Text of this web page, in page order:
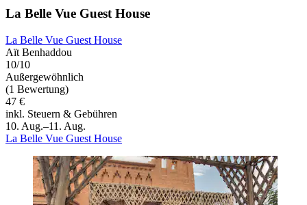
La Belle Vue Guest House
La Belle Vue Guest House
Aït Benhaddou
10/10
Außergewöhnlich
(1 Bewertung)
47 €
inkl. Steuern & Gebühren
10. Aug.–11. Aug.
La Belle Vue Guest House